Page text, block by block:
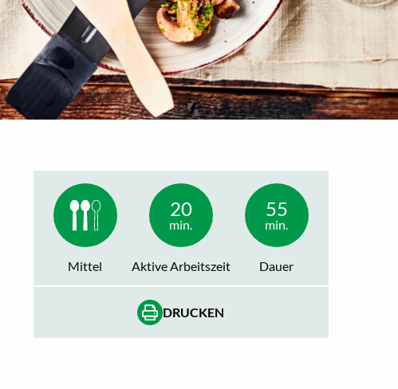
Mittel
20
min.
Aktive Arbeitszeit
55
min.
Dauer
DRUCKEN